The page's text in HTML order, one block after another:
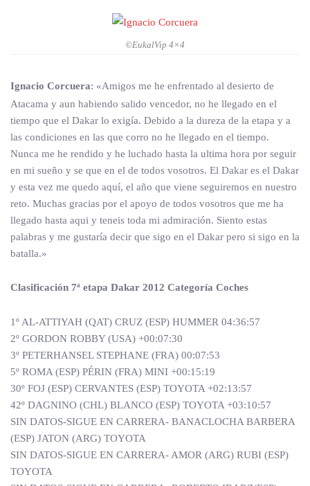
©EukalVip 4×4
Ignacio Corcuera: «Amigos me he enfrentado al desierto de
Atacama y aun habiendo salido vencedor, no he llegado en el
tiempo que el Dakar lo exigía. Debido a la dureza de la etapa y a
las condiciones en las que corro no he llegado en el tiempo.
Nunca me he rendido y he luchado hasta la ultima hora por seguir
en mi sueño y se que en el de todos vosotros. El Dakar es el Dakar
y esta vez me quedo aquí, el año que viene seguiremos en nuestro
reto. Muchas gracias por el apoyo de todos vosotros que me ha
llegado hasta aqui y teneis toda mi admiración. Siento estas
palabras y me gustaría decir que sigo en el Dakar pero si sigo en la
batalla.»
Clasificación 7ª etapa Dakar 2012 Categoría Coches
1º AL-ATTIYAH (QAT) CRUZ (ESP) HUMMER 04:36:57
2º GORDON ROBBY (USA) +00:07:30
3º PETERHANSEL STEPHANE (FRA) 00:07:53
5º ROMA (ESP) PÉRIN (FRA) MINI +00:15:19
30º FOJ (ESP) CERVANTES (ESP) TOYOTA +02:13:57
42º DAGNINO (CHL) BLANCO (ESP) TOYOTA +03:10:57
SIN DATOS-SIGUE EN CARRERA- BANACLOCHA BARBERA
(ESP) JATON (ARG) TOYOTA
SIN DATOS-SIGUE EN CARRERA- AMOR (ARG) RUBI (ESP)
TOYOTA